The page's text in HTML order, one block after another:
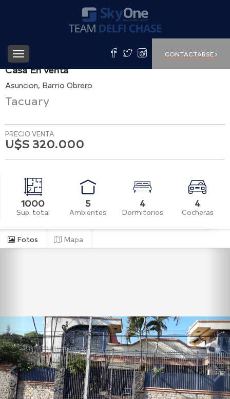
CONTACTARSE
Toggle
navigation
CasaEnventa
Asuncion Barrio Obrero
Tacuary
PRECIO VENTA
U$S 320.000
1000
Sup. total
5
Ambientes
4
Dormitorios
4
Cocheras
Fotos Mapa